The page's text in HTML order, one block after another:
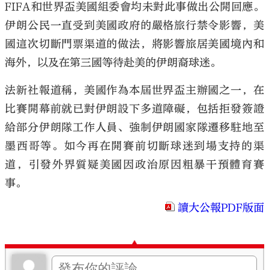
FIFA和世界盃美國組委會均未對此事做出公開回應。
伊朗公民一直受到美國政府的嚴格旅行禁令影響，美
國這次切斷門票渠道的做法，將影響旅居美國境內和
海外，以及在第三國等待赴美的伊朗裔球迷。
法新社報道稱，美國作為本屆世界盃主辦國之一，在
比賽開幕前就已對伊朗設下多道障礙，包括拒發簽證
給部分伊朗隊工作人員、強制伊朗國家隊遷移駐地至
墨西哥等。如今再在開賽前切斷球迷到場支持的渠
道，引發外界質疑美國因政治原因粗暴干預體育賽
事。
讀大公報PDF版面